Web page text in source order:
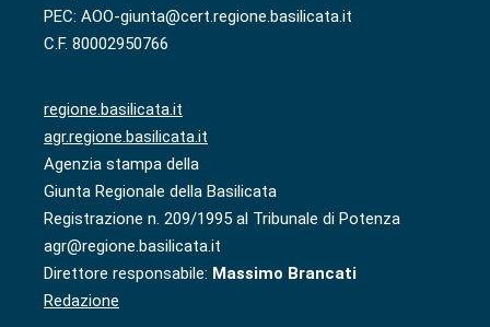
PEC: AOO-giunta@cert.regione.basilicata.it
C.F. 80002950766
regione.basilicata.it
agr.regione.basilicata.it
Agenzia stampa della
Giunta Regionale della Basilicata
Registrazione n. 209/1995 al Tribunale di Potenza
agr@regione.basilicata.it
Direttore responsabile: Massimo Brancati
Redazione